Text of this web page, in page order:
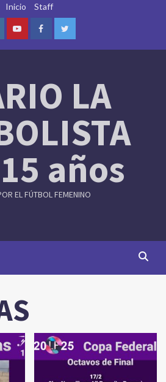
Inicio Staff
YoutubeFacebookTwitter
LA
años
EL FÚTBOL FEMENINO